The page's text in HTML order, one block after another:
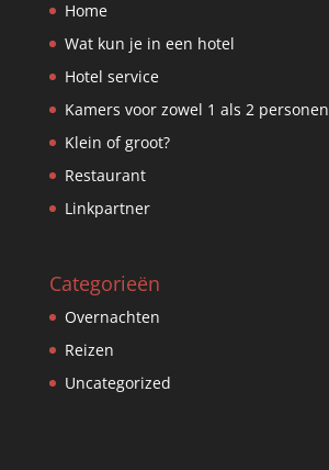
Home
Wat kun je in een hotel
Hotel service
Kamers voor zowel 1 als 2 personen
Klein of groot?
Restaurant
Linkpartner
Categorieën
Overnachten
Reizen
Uncategorized